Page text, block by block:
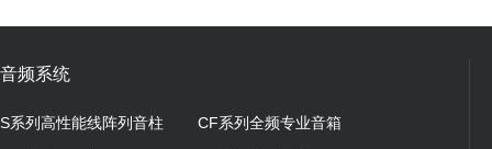
音频系统
S系列高性能线阵列音柱 CF系列全频专业音箱